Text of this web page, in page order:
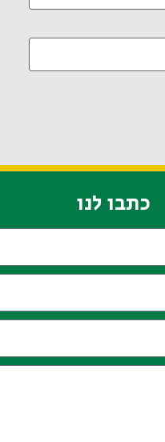
כתבו לנו